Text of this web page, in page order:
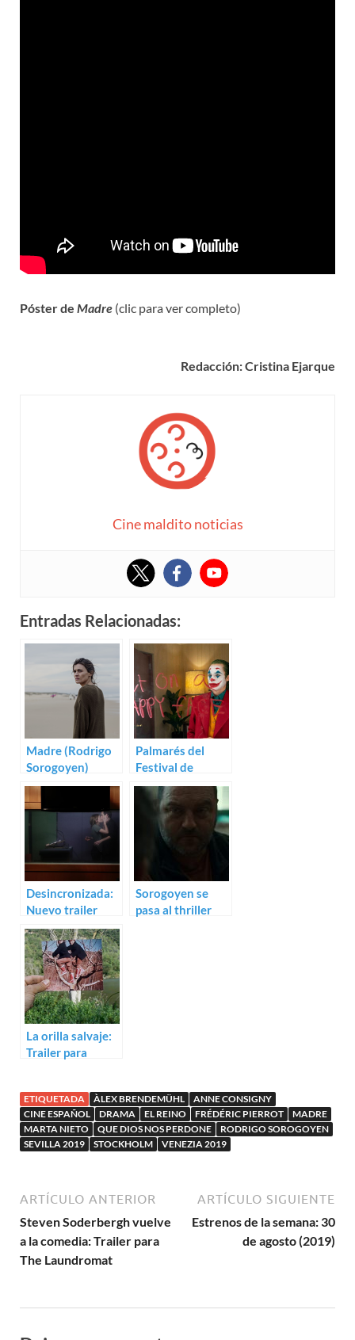
Póster de Madre (clic para ver completo)
Redacción: Cristina Ejarque
Cine maldito noticias
Entradas Relacionadas:
Madre (Rodrigo
Sorogoyen)
Palmarés del
Festival de
Venecia 2019
Desincronizada:
Nuevo trailer
para Tres de
Juanjo Giménez
Sorogoyen se
pasa al thriller
La orilla salvaje:
Trailer para
ETIQUETADA ÀLEX BRENDEMÜHL
ANNE CONSIGNY
CINE ESPAÑOL
DRAMA EL REINO FRÉDÉRIC PIERROT
MADRE
MARTA NIETO
QUE DIOS NOS PERDONE
RODRIGO SOROGOYEN
SEVILLA 2019
STOCKHOLM VENEZIA 2019
ARTÍCULO ANTERIOR
Steven Soderbergh vuelve
a la comedia: Trailer para
The Laundromat
ARTÍCULO SIGUIENTE
Estrenos de la semana: 30
de agosto (2019)